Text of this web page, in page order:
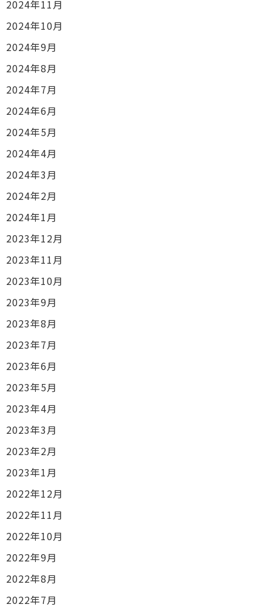
2024年11月
2024年10月
2024年9月
2024年8月
2024年7月
2024年6月
2024年5月
2024年4月
2024年3月
2024年2月
2024年1月
2023年12月
2023年11月
2023年10月
2023年9月
2023年8月
2023年7月
2023年6月
2023年5月
2023年4月
2023年3月
2023年2月
2023年1月
2022年12月
2022年11月
2022年10月
2022年9月
2022年8月
2022年7月